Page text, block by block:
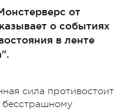
от
о событиях
в ленте
сила противостоит
бесстрашному